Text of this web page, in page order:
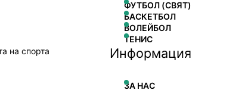
на спорта
ФУТБОЛ (СВЯТ)
БАСКЕТБОЛ
ВОЛЕЙБОЛ
ТЕНИС
Информация
ЗА НАС